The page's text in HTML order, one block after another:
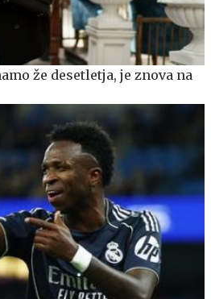
že desetletja, je znova na